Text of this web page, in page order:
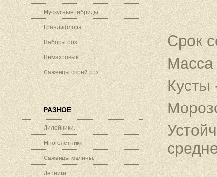
Мускусные гибриды.
Грандифлора
Наборы роз
Немахровые
Саженцы спрей роз.
РАЗНОЕ
Лилейники.
Многолетники
Саженцы малины.
Летники
Срок
Масса
Кусты